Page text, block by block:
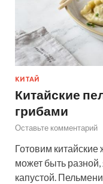
КИТАЙ
Китайские
грибами
Оставьте комментарий
Готовим
может быть
капустой.